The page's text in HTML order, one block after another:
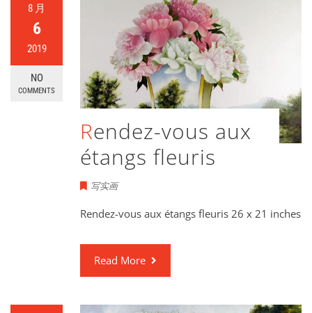
8 月
6
2019
NO
COMMENTS
Rendez-vous aux
étangs fleuris
写实画
Rendez-vous aux étangs fleuris 26 x 21 inches
Read More